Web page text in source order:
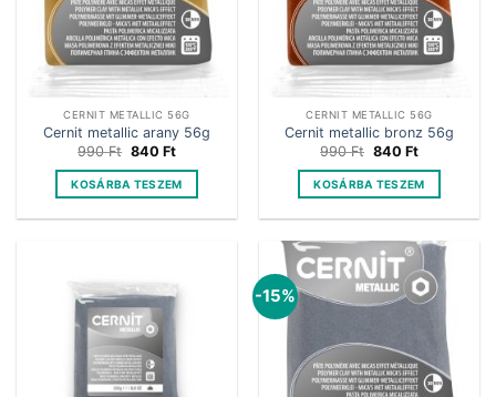
CERNIT METALLIC 56G
Cernit metallic arany 56g
990Ft Original
was:
990 Ft.
840 FtCurrent
is:
840 Ft.
KOSÁRBA TESZEM
CERNIT METALLIC 56G
Cernit metallic bronz 56g
990Ft Original
was:
990 Ft.
840 FtCurrent
is:
840 Ft.
KOSÁRBA TESZEM
-15%